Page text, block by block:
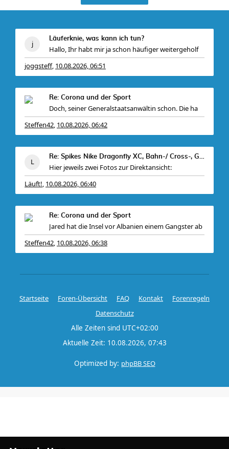
Läuferknie, was kann ich tun?
Hallo, Ihr habt mir ja schon häufiger weitergeholf
joggsteff, 10.08.2026, 06:51
Re: Corona und der Sport
Doch, seiner Generalstaatsanwältin schon. Die ha
Steffen42, 10.08.2026, 06:42
Re: Spikes Nike Dragonfly XC, Bahn-/ Cross-, Gr. 4
Hier jeweils zwei Fotos zur Direktansicht:
Läuft!, 10.08.2026, 06:40
Re: Corona und der Sport
Jared hat die Insel vor Albanien einem Gangster ab
Steffen42, 10.08.2026, 06:38
Startseite Foren-Übersicht FAQ Kontakt
Forenregeln
Datenschutz
Alle Zeiten sind UTC+02:00
Aktuelle Zeit: 10.08.2026, 07:43
Optimized by: phpBB SEO